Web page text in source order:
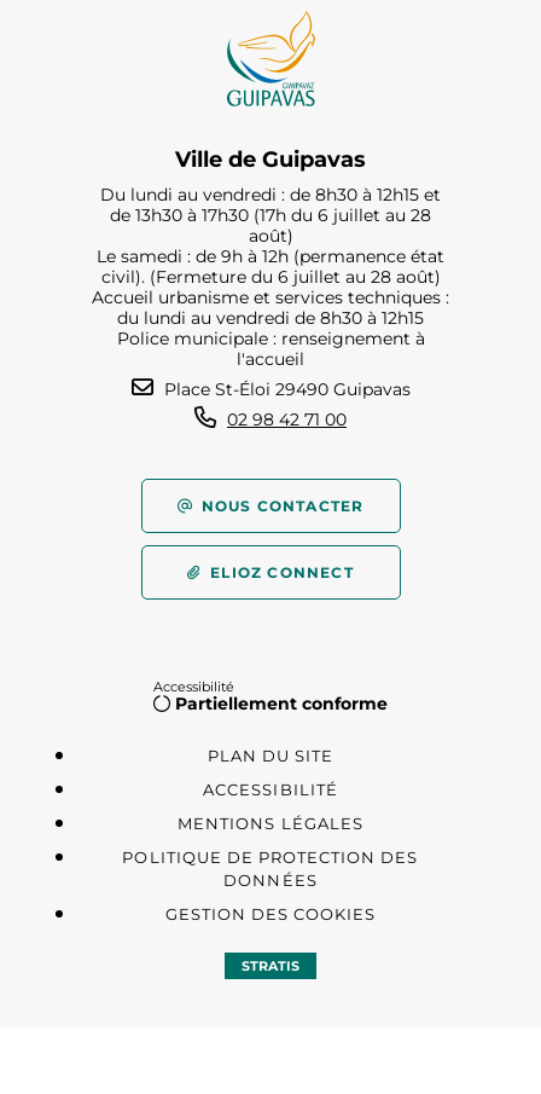
Ville de Guipavas
Du lundi au vendredi : de 8h30 à 12h15 et
de 13h30 à 17h30 (17h du 6 juillet au 28
août)
Le samedi : de 9h à 12h (permanence état
civil). (Fermeture du 6 juillet au 28 août)
Accueil urbanisme et services techniques :
du lundi au vendredi de 8h30 à 12h15
Police municipale : renseignement à
l'accueil
Place St-Éloi 29490 Guipavas
02 98 42 71 00
NOUS CONTACTER
ELIOZ CONNECT
Accessibilité
Partiellement conforme
PLAN DU SITE
ACCESSIBILITÉ
MENTIONS LÉGALES
POLITIQUE DE PROTECTION DES
DONNÉES
GESTION DES COOKIES
STRATIS